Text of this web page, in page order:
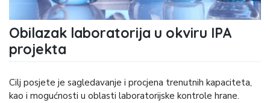
Obilazak laboratorija u okviru IPA
projekta
Cilj posjete je sagledavanje i procjena trenutnih kapaciteta,
kao i mogućnosti u oblasti laboratorijske kontrole hrane.